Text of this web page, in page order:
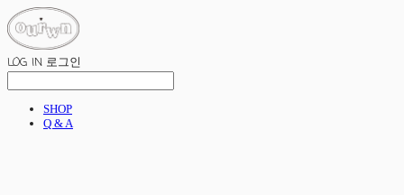
LOG IN 로그인
SHOP
Q & A